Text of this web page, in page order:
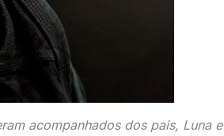
acompanhados dos pais, Luna e